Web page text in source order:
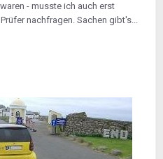
- musste ich auch erst
nachfragen. Sachen gibt's...